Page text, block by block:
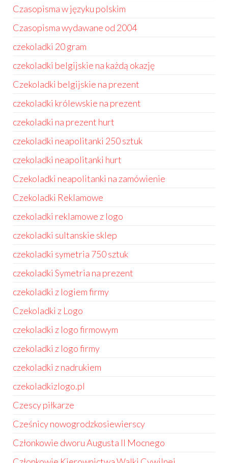
Czasopisma w języku polskim
Czasopisma wydawane od 2004
czekoladki 20 gram
czekoladki belgijskie na każdą okazję
Czekoladki belgijskie na prezent
czekoladki królewskie na prezent
czekoladki na prezent hurt
czekoladki neapolitanki 250 sztuk
czekoladki neapolitanki hurt
Czekoladki neapolitanki na zamówienie
Czekoladki Reklamowe
czekoladki reklamowe z logo
czekoladki sultanskie sklep
czekoladki symetria 750 sztuk
czekoladki Symetria na prezent
czekoladki z logiem firmy
Czekoladki z Logo
czekoladki z logo firmowym
czekoladki z logo firmy
czekoladki z nadrukiem
czekoladkizlogo.pl
Czescy piłkarze
Cześnicy nowogrodzkosiewierscy
Członkowie dworu Augusta II Mocnego